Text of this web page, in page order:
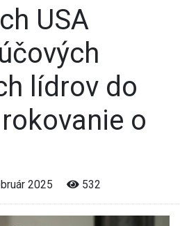
USA
lídrov do
o
2025 532